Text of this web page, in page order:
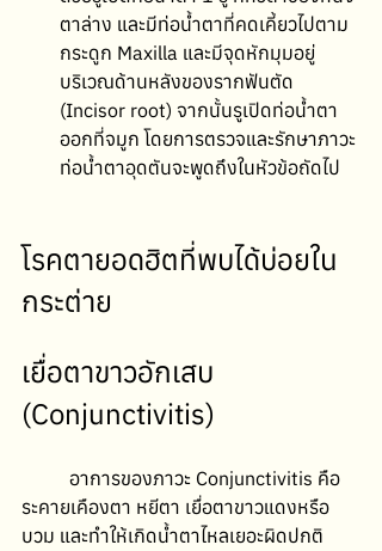
ตาล่าง และมีท่อน้ำตาที่คดเคี้ยวไปตาม
กระดูก Maxilla และมีจุดหักมุมอยู่
บริเวณด้านหลังของรากฟันตัด
(Incisor root) จากนั้นรูเปิดท่อน้ำตา
ออกที่จมูก โดยการตรวจและรักษาภาวะ
ท่อน้ำตาอุดตันจะพูดถึงในหัวข้อถัดไป
โรคตายอดฮิตที่พบได้บ่อยใน
กระต่าย
เยื่อตาขาวอักเสบ
(Conjunctivitis)
ระคายเคืองตา หยีตา เยื่อตาขาวแดงหรือ
บวม และทำให้เกิดน้ำตาไหลเยอะผิดปกติ